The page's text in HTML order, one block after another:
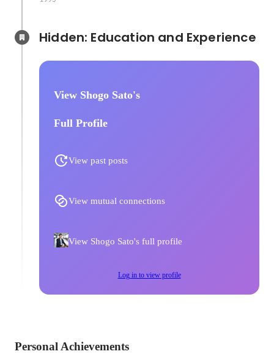
View Shogo Sato's
Full Profile
View past posts
View mutual connections
View Shogo Sato's full profile
Log in to view profile
Personal Achievements